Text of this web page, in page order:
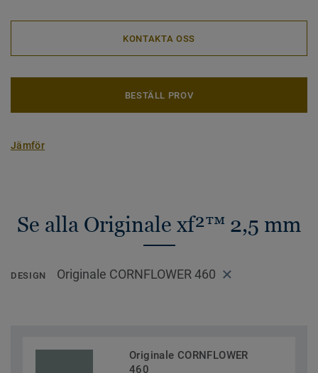
KONTAKTA OSS
BESTÄLL PROV
Jämför
Se alla Originale xf²™ 2,5 mm
DESIGN Originale CORNFLOWER 460
Originale CORNFLOWER
460